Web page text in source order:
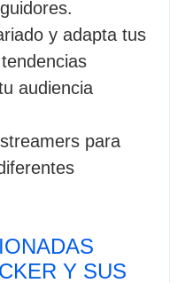
y adapta tus
audiencia
para
Y SUS